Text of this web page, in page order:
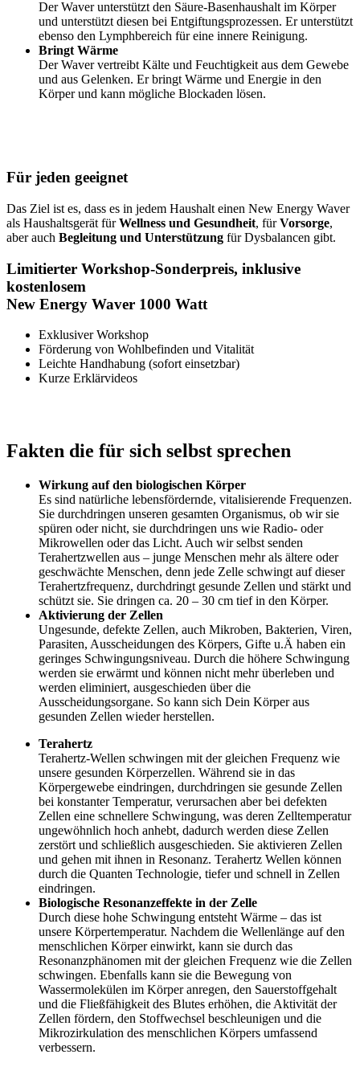
Der Waver unterstützt den Säure-Basenhaushalt im Körper
und unterstützt diesen bei Entgiftungsprozessen. Er unterstützt
ebenso den Lymphbereich für eine innere Reinigung.
Bringt Wärme
Der Waver vertreibt Kälte und Feuchtigkeit aus dem Gewebe
und aus Gelenken. Er bringt Wärme und Energie in den
Körper und kann mögliche Blockaden lösen.
Für jeden geeignet
Das Ziel ist es, dass es in jedem Haushalt einen New Energy Waver
als Haushaltsgerät fürWellness und Gesundheit, fürVorsorge,
aber auch Begleitung und Unterstützung für Dysbalancen gibt.
Limitierter Workshop-Sonderpreis, inklusive
kostenlosem
New Energy Waver 1000 Watt
Exklusiver Workshop
Förderung von Wohlbefinden und Vitalität
Leichte Handhabung (sofort einsetzbar)
Kurze Erklärvideos
Fakten die für sich selbst sprechen
Wirkung auf den biologischen Körper
Es sind natürliche lebensfördernde, vitalisierende Frequenzen.
Sie durchdringen unseren gesamten Organismus, ob wir sie
spüren oder nicht, sie durchdringen uns wie Radio- oder
Mikrowellen oder das Licht. Auch wir selbst senden
Terahertzwellen aus – junge Menschen mehr als ältere oder
geschwächte Menschen, denn jede Zelle schwingt auf dieser
Terahertzfrequenz, durchdringt gesunde Zellen und stärkt und
schützt sie. Sie dringen ca. 20 – 30 cm tief in den Körper.
Aktivierung der Zellen
Ungesunde, defekte Zellen, auch Mikroben, Bakterien, Viren,
Parasiten, Ausscheidungen des Körpers, Gifte u.Ä haben ein
geringes Schwingungsniveau. Durch die höhere Schwingung
werden sie erwärmt und können nicht mehr überleben und
werden eliminiert, ausgeschieden über die
Ausscheidungsorgane. So kann sich Dein Körper aus
gesunden Zellen wieder herstellen.
Terahertz
Terahertz-Wellen schwingen mit der gleichen Frequenz wie
unsere gesunden Körperzellen. Während sie in das
Körpergewebe eindringen, durchdringen sie gesunde Zellen
bei konstanter Temperatur, verursachen aber bei defekten
Zellen eine schnellere Schwingung, was deren Zelltemperatur
ungewöhnlich hoch anhebt, dadurch werden diese Zellen
zerstört und schließlich ausgeschieden. Sie aktivieren Zellen
und gehen mit ihnen in Resonanz. Terahertz Wellen können
durch die Quanten Technologie, tiefer und schnell in Zellen
eindringen.
Biologische Resonanzeffekte in der Zelle
Durch diese hohe Schwingung entsteht Wärme – das ist
unsere Körpertemperatur. Nachdem die Wellenlänge auf den
menschlichen Körper einwirkt, kann sie durch das
Resonanzphänomen mit der gleichen Frequenz wie die Zellen
schwingen. Ebenfalls kann sie die Bewegung von
Wassermolekülen im Körper anregen, den Sauerstoffgehalt
und die Fließfähigkeit des Blutes erhöhen, die Aktivität der
Zellen fördern, den Stoffwechsel beschleunigen und die
Mikrozirkulation des menschlichen Körpers umfassend
verbessern.